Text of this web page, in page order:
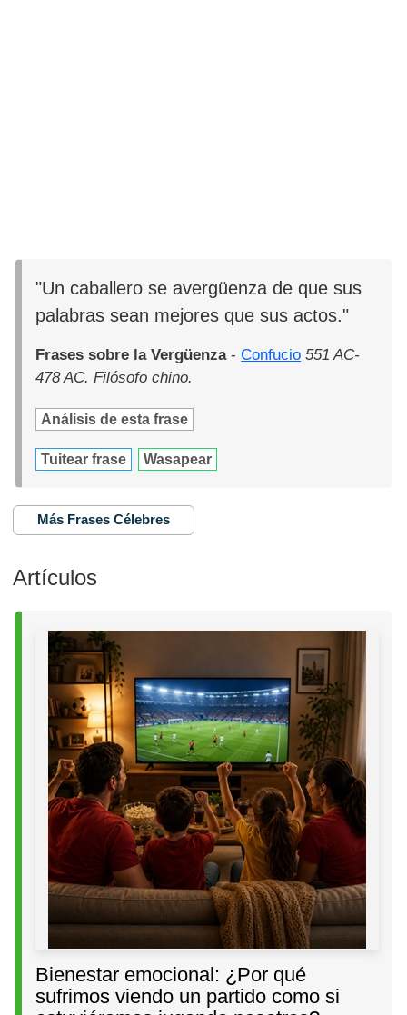
"Un caballero se avergüenza de que sus
palabras sean mejores que sus actos."
Frases sobre la Vergüenza-Confucio 551 AC-
478 AC. Filósofo chino.
Análisis de esta frase
Tuitear frase Wasapear
Más Frases Célebres
Artículos
Bienestar emocional: ¿Por qué
sufrimos viendo un partido como si